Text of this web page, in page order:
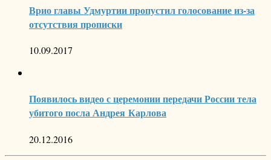
Врио главы Удмуртии пропустил голосование из-за
отсутствия прописки
10.09.2017
Появилось видео с церемонии передачи России тела
убитого посла Андрея Карлова
20.12.2016